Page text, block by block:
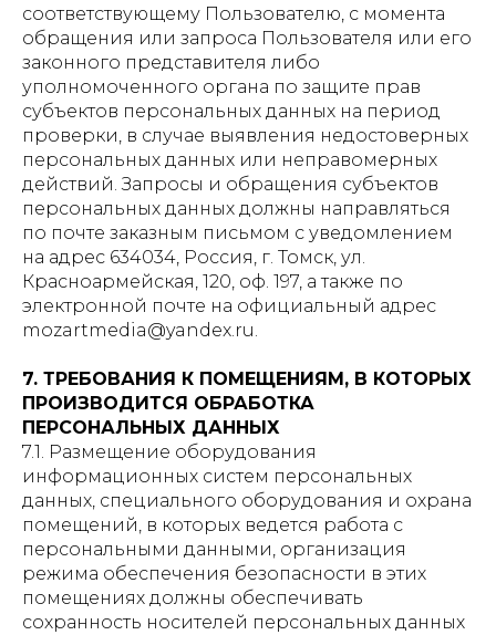
соответствующему Пользователю, с момента
обращения или запроса Пользователя или его
законного представителя либо
уполномоченного органа по защите прав
субъектов персональных данных на период
проверки, в случае выявления недостоверных
персональных данных или неправомерных
действий. Запросы и обращения субъектов
персональных данных должны направляться
по почте заказным письмом с уведомлением
на адрес 634034, Россия, г. Томск, ул.
Красноармейская, 120, оф. 197, а также по
электронной почте на официальный адрес
mozartmedia@yandex.ru.
7. ТРЕБОВАНИЯ К ПОМЕЩЕНИЯМ, В КОТОРЫХ
ПРОИЗВОДИТСЯ ОБРАБОТКА
ПЕРСОНАЛЬНЫХ ДАННЫХ
7.1. Размещение оборудования
информационных систем персональных
данных, специального оборудования и охрана
помещений, в которых ведется работа с
персональными данными, организация
режима обеспечения безопасности в этих
помещениях должны обеспечивать
сохранность носителей персональных данных